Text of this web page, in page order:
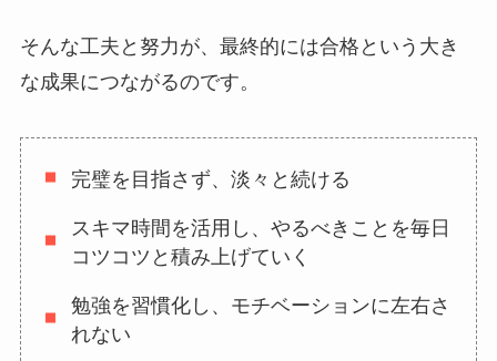
そんな工夫と努力が、最終的には合格という大き
な成果につながるのです。
完璧を目指さず、淡々と続ける
スキマ時間を活用し、やるべきことを毎日
コツコツと積み上げていく
勉強を習慣化し、モチベーションに左右さ
れない